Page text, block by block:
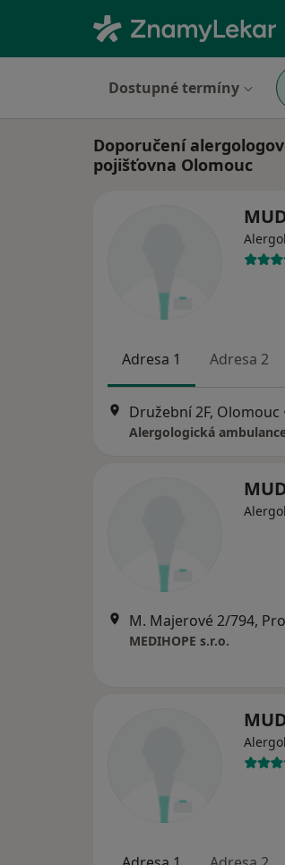
Dostupné termíny
Doporučení
pojišťovna Olomouc
Adresa 1 Adresa 2
Družební 2F, Olomouc
Alergologická
M. Majerové 2/794,
MEDIHOPE s.r.o.